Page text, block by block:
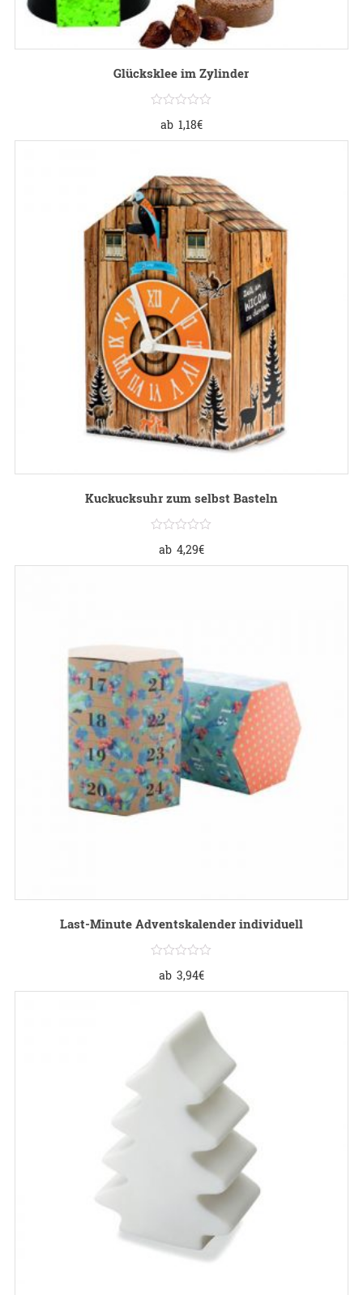
Glücksklee im Zylinder
ab 1,18€
Kuckucksuhr zum selbst Basteln
ab 4,29€
Last-Minute Adventskalender individuell
ab 3,94€